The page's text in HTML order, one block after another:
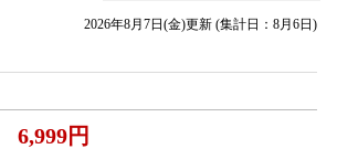
2026年8月7日(金)更新 (集計日：8月6日)
6,999円